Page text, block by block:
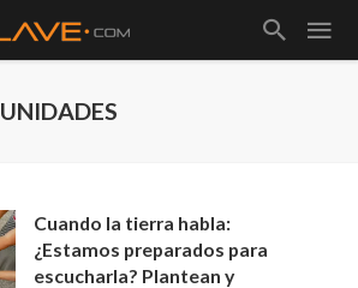
Cuando la tierra habla:
¿Estamos preparados para
escucharla? Plantean y